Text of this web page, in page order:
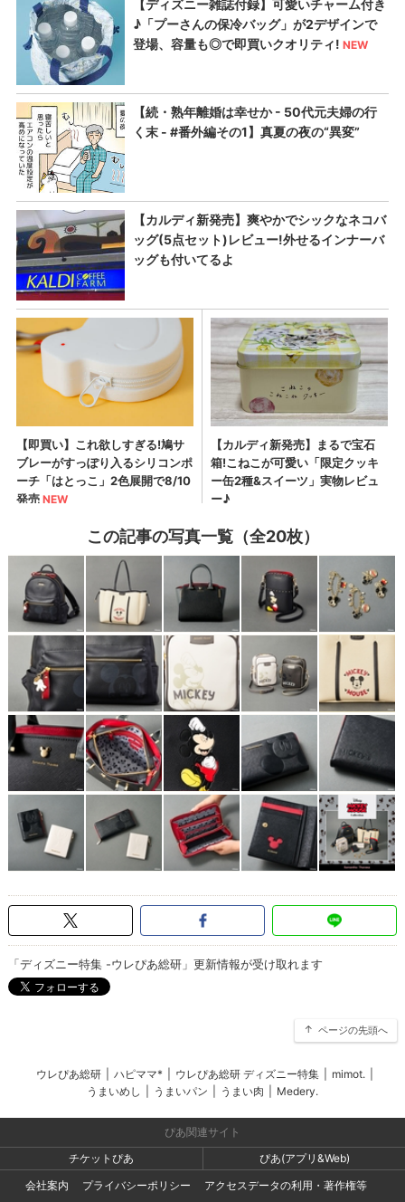
この記事の写真一覧（全20枚）
「ディズニー特集 -ウレぴあ総研」更新情報が受け取れます
ページの先頭へ
ウレぴあ総研 ハピママ* ウレぴあ総研 ディズニー特集 mimot.
うまいめし
うまいパン うまい肉 Medery.
ぴあ関連サイト
チケットぴあ
ぴあ(アプリ&Web)
会社案内
プライバシーポリシー
アクセスデータの利用・著作権等